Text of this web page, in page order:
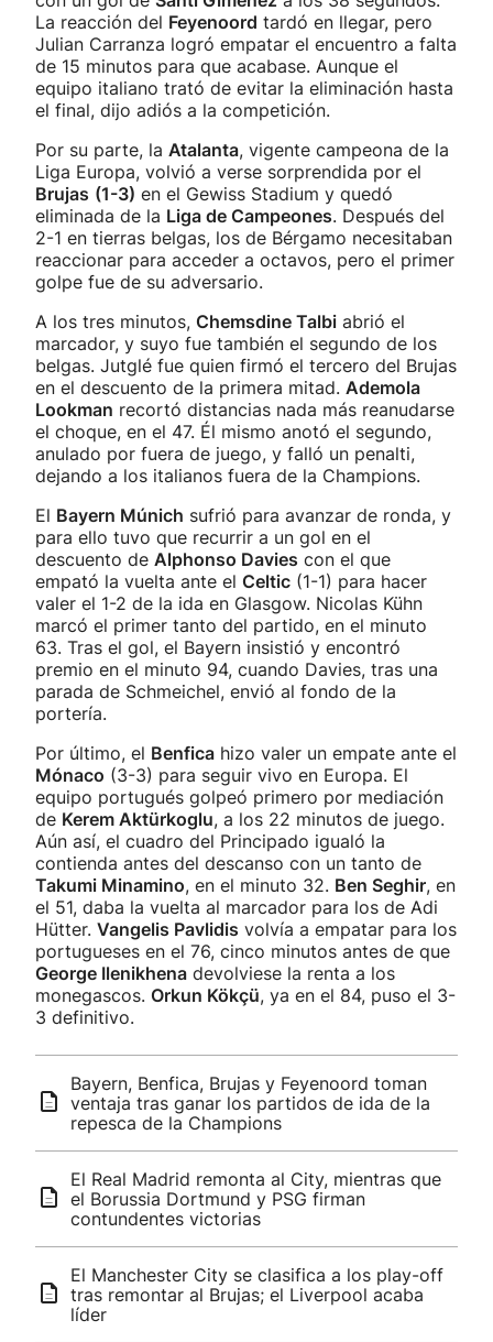
La reacción del Feyenoord tardó en llegar, pero
Julian Carranza logró empatar el encuentro a falta
de 15 minutos para que acabase. Aunque el
equipo italiano trató de evitar la eliminación hasta
el final, dijo adiós a la competición.
Por su parte, la Atalanta, vigente campeona de la
Liga Europa, volvió a verse sorprendida por el
Brujas (1-3) en el Gewiss Stadium y quedó
eliminada de la Liga de Campeones. Después del
2-1 en tierras belgas, los de Bérgamo necesitaban
reaccionar para acceder a octavos, pero el primer
golpe fue de su adversario.
A los tres minutos, Chemsdine Talbi abrió el
marcador, y suyo fue también el segundo de los
belgas. Jutglé fue quien firmó el tercero del Brujas
en el descuento de la primera mitad. Ademola
Lookman recortó distancias nada más reanudarse
el choque, en el 47. Él mismo anotó el segundo,
anulado por fuera de juego, y falló un penalti,
dejando a los italianos fuera de la Champions.
El Bayern Múnich sufrió para avanzar de ronda, y
para ello tuvo que recurrir a un gol en el
descuento de Alphonso Davies con el que
empató la vuelta ante el Celtic (1-1) para hacer
valer el 1-2 de la ida en Glasgow. Nicolas Kühn
marcó el primer tanto del partido, en el minuto
63. Tras el gol, el Bayern insistió y encontró
premio en el minuto 94, cuando Davies, tras una
parada de Schmeichel, envió al fondo de la
portería.
Por último, el Benfica hizo valer un empate ante el
Mónaco (3-3) para seguir vivo en Europa. El
equipo portugués golpeó primero por mediación
de Kerem Aktürkoglu, a los 22 minutos de juego.
Aún así, el cuadro del Principado igualó la
contienda antes del descanso con un tanto de
Takumi Minamino, en el minuto 32. Ben Seghir, en
el 51, daba la vuelta al marcador para los de Adi
Hütter. Vangelis Pavlidis volvía a empatar para los
portugueses en el 76, cinco minutos antes de que
George Ilenikhena devolviese la renta a los
monegascos. Orkun Kökçü, ya en el 84, puso el 3-
3 definitivo.
Bayern, Benfica, Brujas y Feyenoord toman
ventaja tras ganar los partidos de ida de la
repesca de la Champions
El Real Madrid remonta al City, mientras que
el Borussia Dortmund y PSG firman
contundentes victorias
El Manchester City se clasifica a los play-off
tras remontar al Brujas; el Liverpool acaba
líder